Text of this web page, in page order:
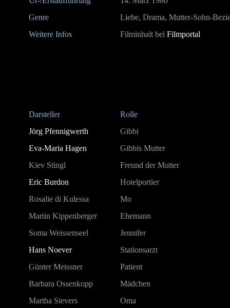
Genre
Liebe, Drama, Mutter-Sohn-
Weitere Infos
Filminhalt bei Filmportal
Darsteller
Rolle
Jörg Pfennigwerth
Gibbi
Eva-Maria Hagen
Gibbis Mutter
Kiev Stingl
Freund der Mutter
Eric Burdon
Hotelportier
Rosalie di Kulessa
Mo
Martin Kippenberger
Ehemann
Soma Weissenseel
Jennifer
Hans Noever
Stationsarzt
Günter Meissner
Patient
Barbara Ossenkopp
Mädchen
Martha Sievers
Oma